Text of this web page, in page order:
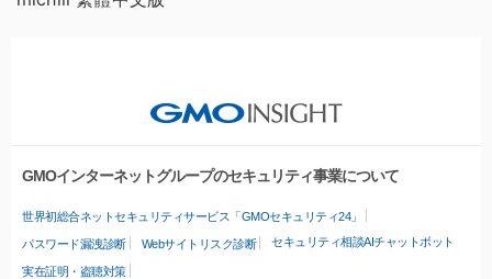
GMOインターネットグループのセキュリティ事業について
世界初総合ネットセキュリティサービス「GMOセキュリティ24」
パスワード漏洩診断 Webサイトリスク診断 セキュリティ相談AIチャットボット
実在証明・盗聴対策